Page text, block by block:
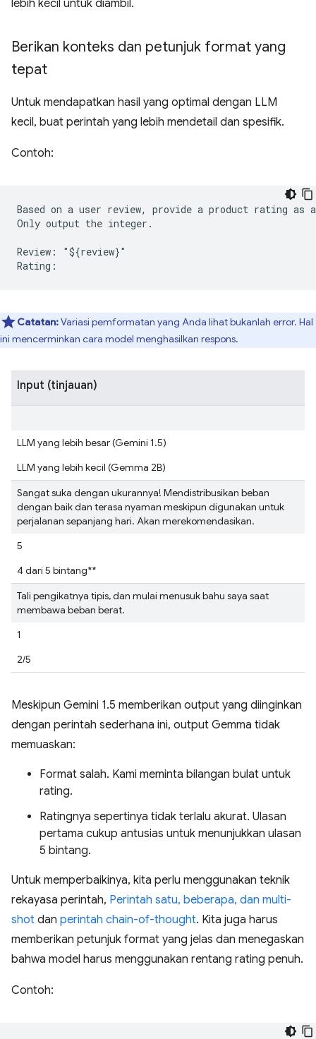
lebih kecil untuk diambil.
Berikan konteks dan petunjuk format yang
tepat
Untuk mendapatkan hasil yang optimal dengan LLM
kecil, buat perintah yang lebih mendetail dan spesifik.
Contoh:
Based on a user review, provide a product rating as
Only output the integer.
Review: "${review}"
Catatan:Variasi pemformatan yang Anda lihat bukanlah error. Hal
ini mencerminkan cara model menghasilkan respons.
Input (tinjauan)
LLM yang lebih besar (Gemini 1.5)
LLM yang lebih kecil (Gemma 2B)
Sangat suka dengan ukurannya! Mendistribusikan beban
dengan baik dan terasa nyaman meskipun digunakan untuk
perjalanan sepanjang hari. Akan merekomendasikan.
5
4 dari 5 bintang**
Tali pengikatnya tipis, dan mulai menusuk bahu saya saat
membawa beban berat.
1
2/5
Meskipun Gemini 1.5 memberikan output yang diinginkan
dengan perintah sederhana ini, output Gemma tidak
memuaskan:
Format salah. Kami meminta bilangan bulat untuk
rating.
Ratingnya sepertinya tidak terlalu akurat. Ulasan
pertama cukup antusias untuk menunjukkan ulasan
5 bintang.
Untuk memperbaikinya, kita perlu menggunakan teknik
rekayasa perintah, Perintah satu, beberapa, dan multi-
shot dan perintah chain-of-thought. Kita juga harus
memberikan petunjuk format yang jelas dan menegaskan
bahwa model harus menggunakan rentang rating penuh.
Contoh: